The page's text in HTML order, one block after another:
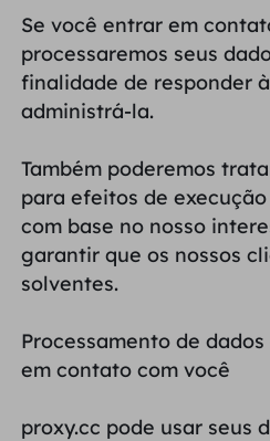
Reino Unido
Brasil
Rússia
Mais
Indonesia
Русский
हिंदी
Português
Se você entrar em
processaremos seus
finalidade de responder
administrá-la.
Também poderemos
para efeitos de
com base no nosso
garantir que os nossos
solventes.
Processamento de
em contato com você
proxy.cc pode usar seus